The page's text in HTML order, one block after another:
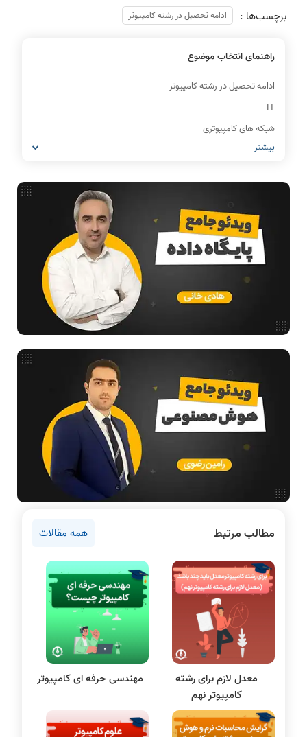
برچسب‌ها :
ادامه تحصیل در رشته کامپیوتر
راهنمای انتخاب موضوع
ادامه تحصیل در رشته کامپیوتر
IT
شبکه های کامپیوتری
مشاغل رشته کامپیوتر
مدار منطقی
ساختمان داده
طراحی الگوریتم
هوش مصنوعی
فیلم حل سوال و تست
مقالات عمومی رشته کامپیوتر
آمادگی برای کنکور
دانشگاه ها
اخبار آزمون ها
دروس مهندسی کامپیوتر
پایتون
سی شارپ
علم داده
مقاله نویسی
بلاکچین
پایگاه داده
الکترونیک دیجیتال
سیستم عامل
بیشتر
مطالب مرتبط همه مقالات
معدل لازم برای رشته
کامپیوتر نهم
مهندسی حرفه ای کامپیوتر